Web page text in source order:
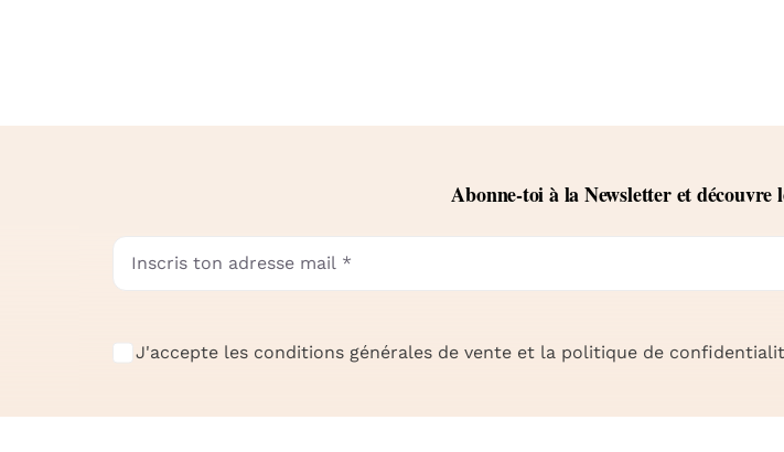
Abonne-toi à la Newsletter et découvre
J'accepte les conditions générales de vente et la politique de